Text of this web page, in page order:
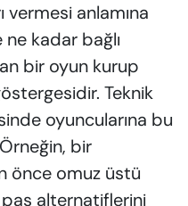
vermesi anlamına
ne kadar bağlı
bir oyun kurup
Teknik
oyuncularına bu
bir
önce omuz üstü
alternatiflerini